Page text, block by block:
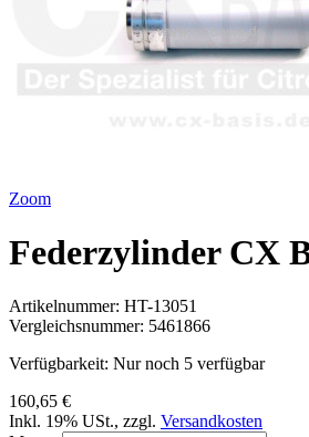
Zoom
Federzylinder CX
Artikelnummer: HT-13051
Vergleichsnummer: 5461866
Verfügbarkeit: Nur noch 5 verfügbar
160,65 €
Inkl. 19% USt., zzgl. Versandkosten